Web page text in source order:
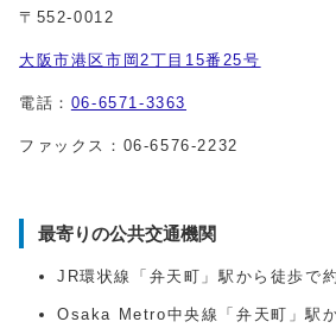
〒552-0012
大阪市港区市岡2丁目15番25号
電話： 06-6571-3363
ファックス：06-6576-2232
最寄りの公共交通機関
JR環状線「弁天町」駅から徒歩で
Osaka Metro中央線「弁天町」駅